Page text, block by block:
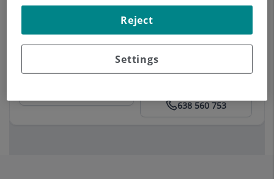
Prof. Dr. Cosme Gay Escoda
Centro Médico Teknon
638 560 753
Settings
Reject